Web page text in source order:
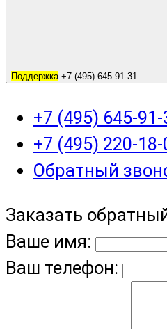
Поддержка+7 (495) 645-91-31
+7 (495) 645-91-
+7 (495) 220-18-
Обратный
Заказать
Ваше имя:
Ваш телефон: